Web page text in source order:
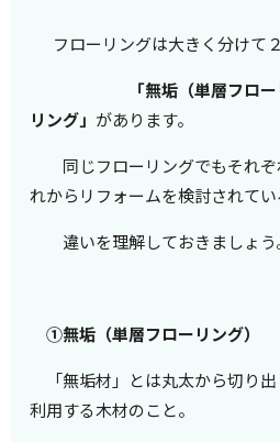
フローリングは大きく分けて
「無垢（単層フロ
リング」 があります。
同じフローリングでもそれぞ
れからリフォームを検討されて
違いを理解しておきましょう
①無垢（単層フローリング）
「無垢材」とは丸太から切り
利用する木材のこと。